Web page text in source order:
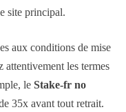
site principal.
aux conditions de mise
attentivement les termes
le Stake-fr no
35x avant tout retrait.